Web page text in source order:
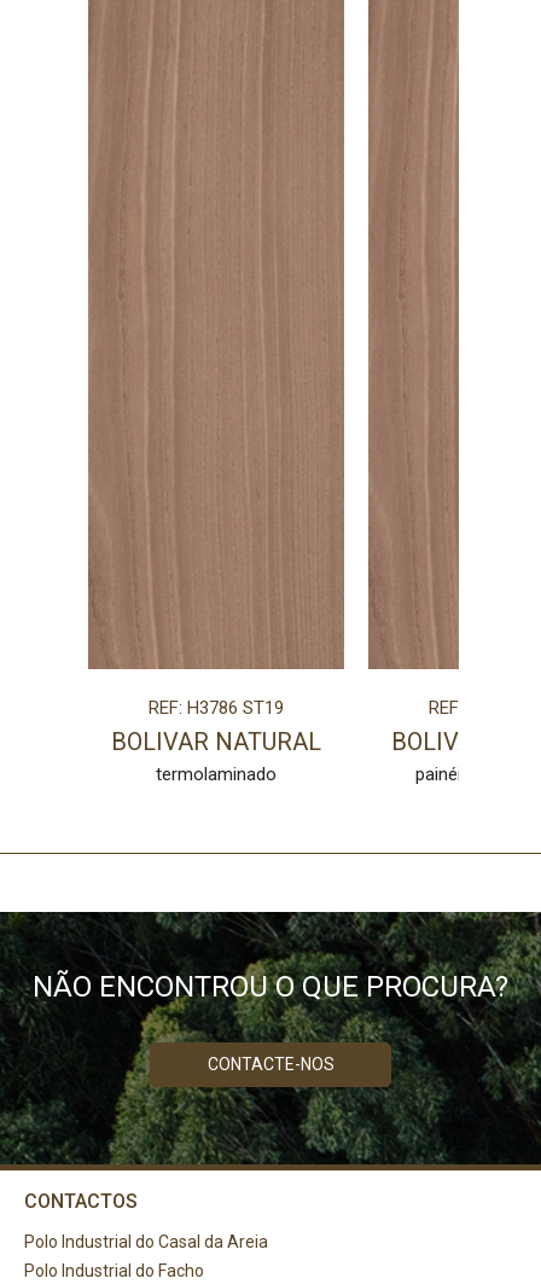
REF: H3786 ST19
BOLIVAR NATURAL
termolaminado
REF: H3786
BOLIVAR
painéis
NÃO ENCONTROU O QUE PROCURA?
CONTACTE-NOS
CONTACTOS
Polo Industrial do Casal da Areia
Polo Industrial do Facho